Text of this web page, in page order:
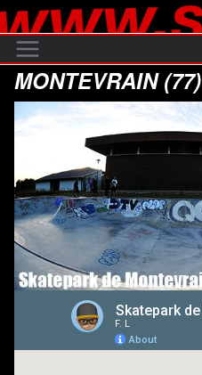
Passer
au
contenu
MONTEVRAIN (77)